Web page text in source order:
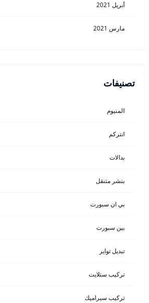
أبريل 2021
مارس 2021
تصنيفات
المنيوم
انتركم
بدالات
بنشر متنقل
بي ان سبورت
بين سبورت
تبديل تواير
تركيب ستلايت
تركيب سيراميك